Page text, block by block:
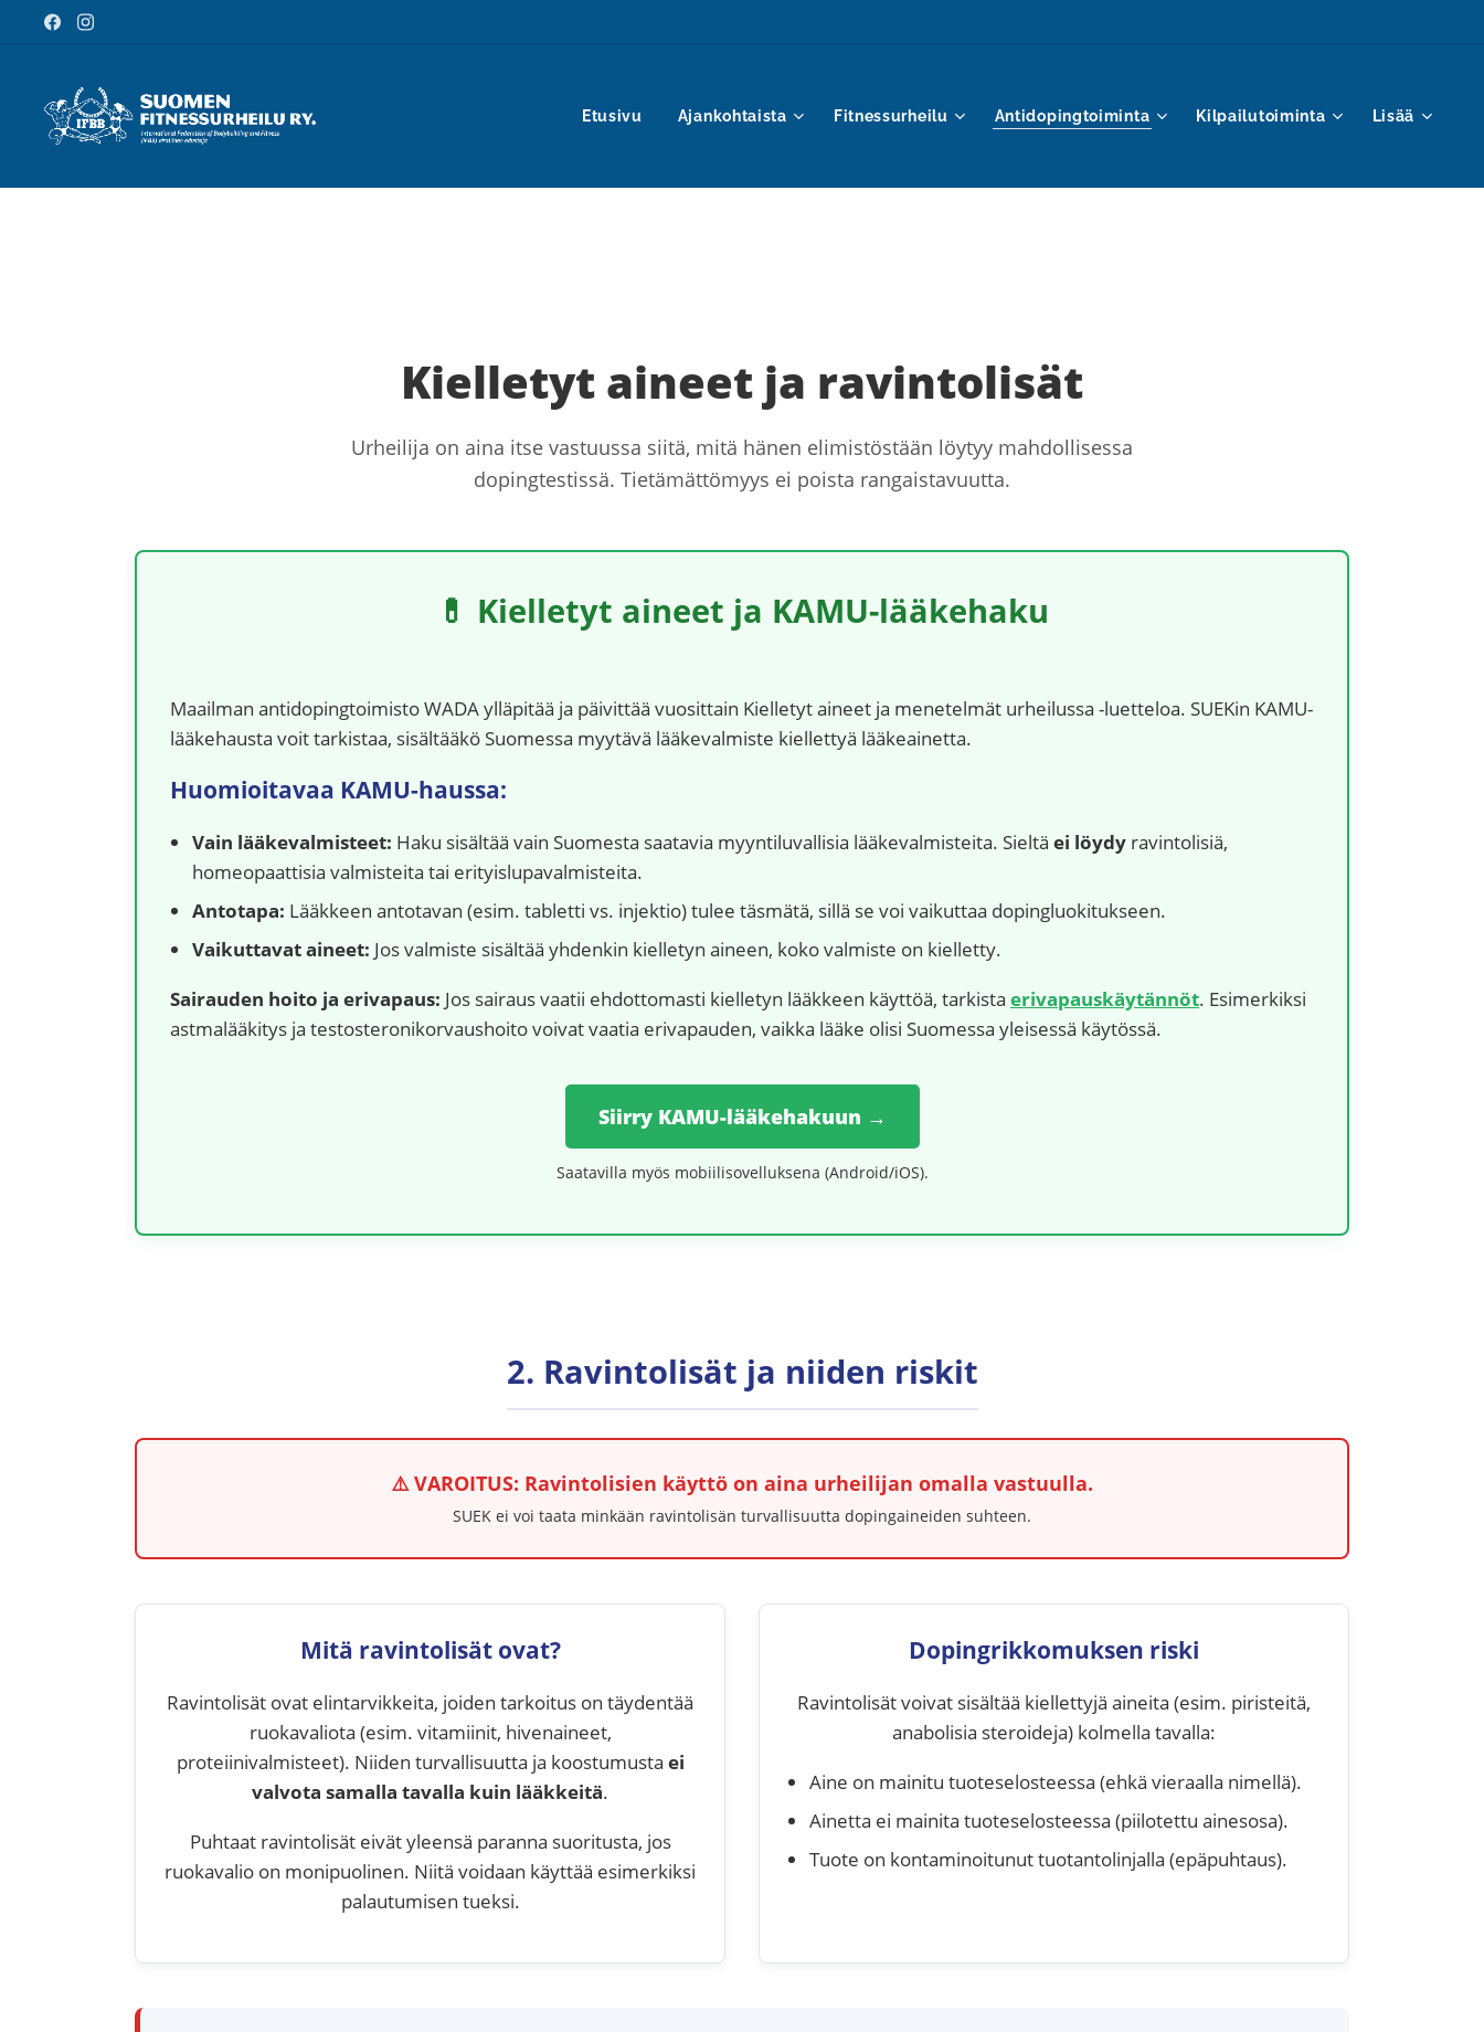
Etusivu Ajankohtaista Fitnessurheilu Antidopingtoiminta Kilpailutoiminta Lisää
Kielletyt aineet ja ravintolisät
Urheilija on aina itse vastuussa siitä, mitä hänen elimistöstään löytyy mahdollisessa
dopingtestissä. Tietämättömyys ei poista rangaistavuutta.
💊 Kielletyt aineet ja KAMU-lääkehaku
Maailman antidopingtoimisto WADA ylläpitää ja päivittää vuosittain Kielletyt aineet ja menetelmät urheilussa -luetteloa. SUEKin KAMU-
lääkehausta voit tarkistaa, sisältääkö Suomessa myytävä lääkevalmiste kiellettyä lääkeainetta.
Huomioitavaa KAMU-haussa:
Vain lääkevalmisteet: Haku sisältää vain Suomesta saatavia myyntiluvallisia lääkevalmisteita. Sieltä ei löydy ravintolisiä,
homeopaattisia valmisteita tai erityislupavalmisteita.
Antotapa: Lääkkeen antotavan (esim. tabletti vs. injektio) tulee täsmätä, sillä se voi vaikuttaa dopingluokitukseen.
Vaikuttavat aineet: Jos valmiste sisältää yhdenkin kielletyn aineen, koko valmiste on kielletty.
Sairauden hoito ja erivapaus: Jos sairaus vaatii ehdottomasti kielletyn lääkkeen käyttöä, tarkista erivapauskäytännöt. Esimerkiksi
astmalääkitys ja testosteronikorvaushoito voivat vaatia erivapauden, vaikka lääke olisi Suomessa yleisessä käytössä.
Siirry KAMU-lääkehakuun →
Saatavilla myös mobiilisovelluksena (Android/iOS).
2. Ravintolisät ja niiden riskit
⚠️ VAROITUS: Ravintolisien käyttö on aina urheilijan omalla vastuulla.
SUEK ei voi taata minkään ravintolisän turvallisuutta dopingaineiden suhteen.
Mitä ravintolisät ovat?
Ravintolisät ovat elintarvikkeita, joiden tarkoitus on täydentää
ruokavaliota (esim. vitamiinit, hivenaineet,
proteiinivalmisteet). Niiden turvallisuutta ja koostumusta ei
valvota samalla tavalla kuin lääkkeitä.
Puhtaat ravintolisät eivät yleensä paranna suoritusta, jos
ruokavalio on monipuolinen. Niitä voidaan käyttää esimerkiksi
palautumisen tueksi.
Dopingrikkomuksen riski
Ravintolisät voivat sisältää kiellettyjä aineita (esim. piristeitä,
anabolisia steroideja) kolmella tavalla:
Aine on mainitu tuoteselosteessa (ehkä vieraalla nimellä).
Ainetta ei mainita tuoteselosteessa (piilotettu ainesosa).
Tuote on kontaminoitunut tuotantolinjalla (epäpuhtaus).